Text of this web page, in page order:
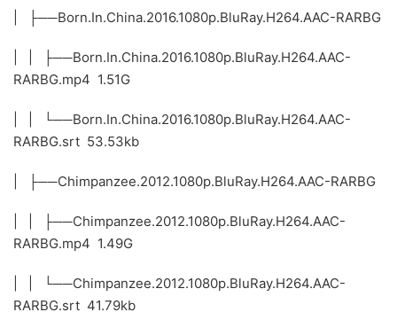
| ├──Born.In.China.2016.1080p.BluRay.H264.AAC-RARBG
| | ├──Born.In.China.2016.1080p.BluRay.H264.AAC-
RARBG.mp4 1.51G
| | └──Born.In.China.2016.1080p.BluRay.H264.AAC-
RARBG.srt 53.53kb
| ├──Chimpanzee.2012.1080p.BluRay.H264.AAC-RARBG
| | ├──Chimpanzee.2012.1080p.BluRay.H264.AAC-
RARBG.mp4 1.49G
| | └──Chimpanzee.2012.1080p.BluRay.H264.AAC-
RARBG.srt 41.79kb